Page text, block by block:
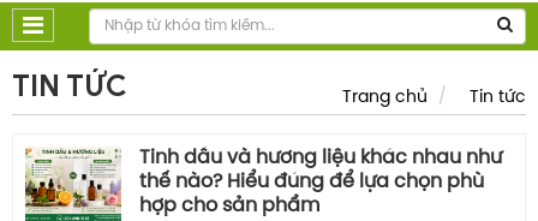
TIN TỨC Trang chủ Tin tức
Tinh dầu và hương liệu khác nhau như
thế nào? Hiểu đúng để lựa chọn phù
hợp cho sản phẩm